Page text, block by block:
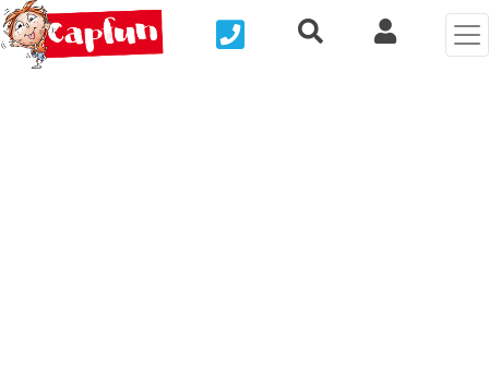
Nous contacterRecherche rapide
Clix